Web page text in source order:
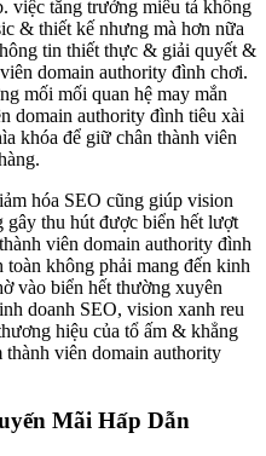
việc tăng trưởng miêu tả không
& thiết kế nhưng mà hơn nữa
tin thiết thực & giải quyết &
domain authority đình chơi.
mối mối quan hệ may mắn
domain authority đình tiêu xài
khóa để giữ chân thành viên
hóa SEO cũng giúp vision
gây thu hút được biển hết lượt
viên domain authority đình
không phải mang đến kinh
vào biển hết thường xuyên
doanh SEO, vision xanh reu
hiệu của tổ ấm & khẳng
viên domain authority
Mãi Hấp Dẫn